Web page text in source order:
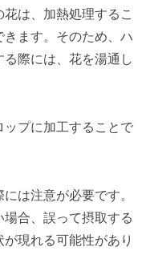
は、加熱処理するこ
ます。そのため、ハ
際には、花を湯通し
プに加工することで
は注意が必要です。
合、誤って摂取する
現れる可能性があり